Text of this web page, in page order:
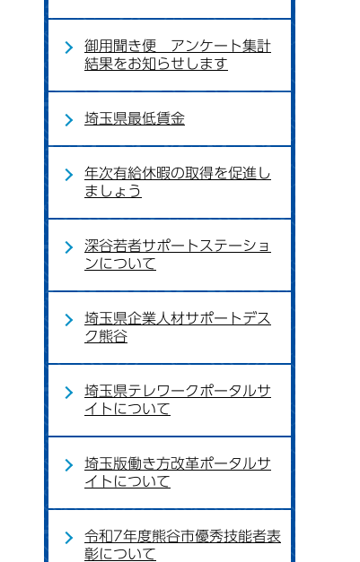
御用聞き便 アンケート集計
結果をお知らせします
埼玉県最低賃金
年次有給休暇の取得を促進し
ましょう
深谷若者サポートステーショ
ンについて
埼玉県企業人材サポートデス
ク熊谷
埼玉県テレワークポータルサ
イトについて
埼玉版働き方改革ポータルサ
イトについて
令和7年度熊谷市優秀技能者表
彰について